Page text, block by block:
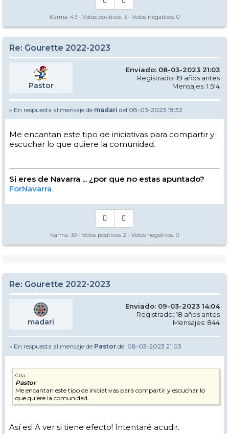
Karma: 43 - Votos positivos: 3 - Votos negativos: 0
Re: Gourette 2022-2023
Pastor
Enviado: 08-03-2023 21:03
Registrado: 19 años antes
Mensajes: 1.514
» En respuesta al mensaje de madari del 08-03-2023 18:32
Me encantan este tipo de iniciativas para compartir y
escuchar lo que quiere la comunidad.
Si eres de Navarra ... ¿por que no estas apuntado?
ForNavarra
Karma: 30 - Votos positivos: 2 - Votos negativos: 0
Re: Gourette 2022-2023
madari
Enviado: 09-03-2023 14:04
Registrado: 18 años antes
Mensajes: 844
» En respuesta al mensaje de Pastor del 08-03-2023 21:03
Cita
Pastor
Me encantan este tipo de iniciativas para compartir y escuchar lo
que quiere la comunidad.
Así es! A ver si tiene efecto! Intentaré acudir.